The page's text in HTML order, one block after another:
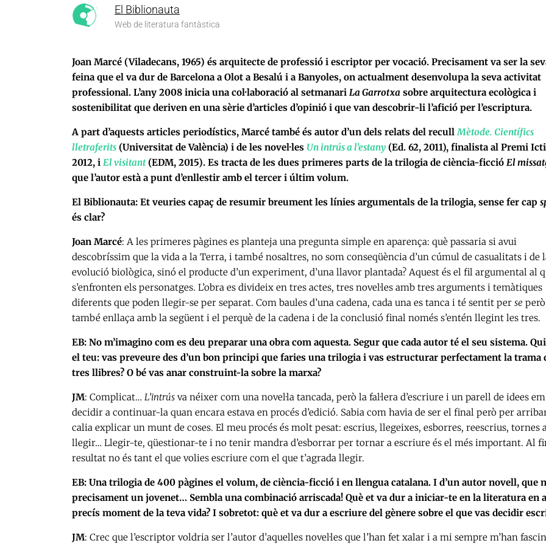
El Biblionauta
Web de literatura fantàstica
Joan Marcé (Viladecans, 1965) és arquitecte de professió i escriptor per vocació. Precisament va ser la
feina que el va dur de Barcelona a Olot a Besalú i a Banyoles, on actualment desenvolupa la seva activitat
professional. L’any 2008 inicia una col·laboració al setmanari La Garrotxa sobre arquitectura ecològica i
sostenibilitat que deriven en una sèrie d’articles d’opinió i que van descobrir-li l’afició per l’escriptura.
A part d’aquests articles periodístics, Marcé també és autor d’un dels relats del recull Mètode. Científics
lletraferits (Universitat de València) i de les novel·les Un intrús a l’estany (Ed. 62, 2011), finalista al Premi
2012, i El visitant(EDM, 2015). Es tracta de les dues primeres parts de la trilogia de ciència-ficció El
que l’autor està a punt d’enllestir amb el tercer i últim volum.
El Biblionauta: Et veuries capaç de resumir breument les línies argumentals de la trilogia, sense fer cap
és clar?
Joan Marcé: A les primeres pàgines es planteja una pregunta simple en aparença: què passaria si avui
descobríssim que la vida a la Terra, i també nosaltres, no som conseqüència d’un cúmul de casualitats i de
evolució biològica, sinó el producte d’un experiment, d’una llavor plantada? Aquest és el fil argumental al
s’enfronten els personatges. L’obra es divideix en tres actes, tres novel·les amb tres arguments i temàtiques
diferents que poden llegir-se per separat. Com baules d’una cadena, cada una es tanca i té sentit per se però
també enllaça amb la següent i el perquè de la cadena i de la conclusió final només s’entén llegint les tres.
EB: No m’imagino com es deu preparar una obra com aquesta. Segur que cada autor té el seu sistema.
el teu: vas preveure des d’un bon principi que faries una trilogia i vas estructurar perfectament la trama
tres llibres? O bé vas anar construint-la sobre la marxa?
JM: Complicat… L’intrús va néixer com una novel·la tancada, però la fal·lera d’escriure i un parell de idees
decidir a continuar-la quan encara estava en procés d’edició. Sabia com havia de ser el final però per
calia explicar un munt de coses. El meu procés és molt pesat: escrius, llegeixes, esborres, reescrius, tornes
llegir… Llegir-te, qüestionar-te i no tenir mandra d’esborrar per tornar a escriure és el més important. Al
resultat no és tant el que volies escriure com el que t’agrada llegir.
EB: Una trilogia de 400 pàgines el volum, de ciència-ficció i en llengua catalana. I d’un autor novell, que
precisament un jovenet… Sembla una combinació arriscada! Què et va dur a iniciar-te en la literatura en
precís moment de la teva vida? I sobretot: què et va dur a escriure del gènere sobre el que vas decidir
JM: Crec que l’escriptor voldria ser l’autor d’aquelles novel·les que l’han fet xalar i a mi sempre m’han